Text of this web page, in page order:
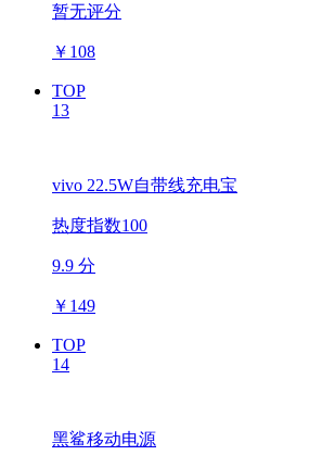
暂无评分
￥ 108
TOP
13
vivo 22.5W自带线充电宝
热度指数100
9.9 分
￥ 149
TOP
14
黑鲨移动电源